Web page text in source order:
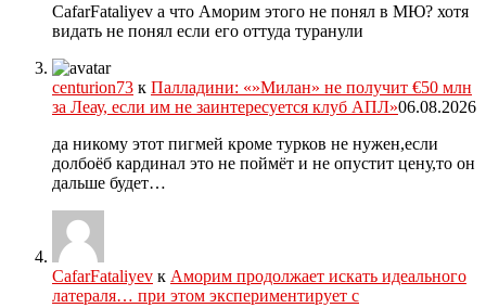
CafarFataliyev а что Аморим этого не понял в МЮ? хотя
видать не понял если его оттуда туранули
centurion73 к Палладини: «»Милан» не получит €50 млн
за Леау, если им не заинтересуется клуб АПЛ»06.08.2026
да никому этот пигмей кроме турков не нужен,если
долбоёб кардинал это не поймёт и не опустит цену,то он
дальше будет…
CafarFataliyev к Аморим продолжает искать идеального
латераля… при этом экспериментирует с